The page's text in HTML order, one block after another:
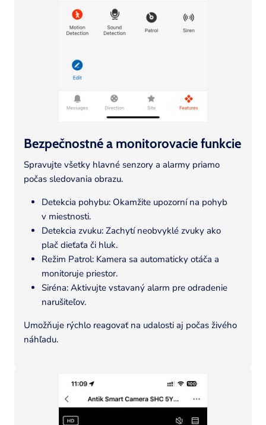
Bezpečnostné a monitorovacie funkcie
Spravujte všetky hlavné senzory a alarmy priamo
počas sledovania obrazu.
Detekcia pohybu: Okamžite upozorní na pohyb
v miestnosti.
Detekcia zvuku: Zachytí neobvyklé zvuky ako
plač dieťaťa či hluk.
Režim Patrol: Kamera sa automaticky otáča a
monitoruje priestor.
Siréna: Aktivujte vstavaný alarm pre odradenie
narušiteľov.
Umožňuje rýchlo reagovať na udalosti aj počas živého
náhľadu.